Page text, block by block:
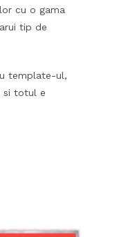
cu o gama
tip de
template-ul,
si totul e